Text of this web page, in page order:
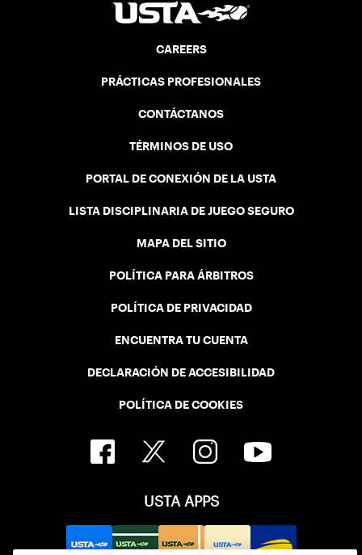
CAREERS
PRÁCTICAS PROFESIONALES
CONTÁCTANOS
TÉRMINOS DE USO
PORTAL DE CONEXIÓN DE LA USTA
LISTA DISCIPLINARIA DE JUEGO SEGURO
MAPA DEL SITIO
POLÍTICA PARA ÁRBITROS
POLÍTICA DE PRIVACIDAD
ENCUENTRA TU CUENTA
DECLARACIÓN DE ACCESIBILIDAD
POLÍTICA DE COOKIES
USTA APPS